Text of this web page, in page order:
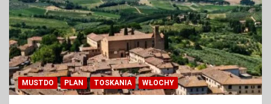
MUSTDO PLAN TOSKANIA WŁOCHY